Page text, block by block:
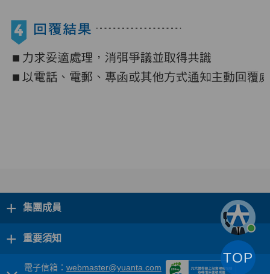
+ 集團成員
+ 重要須知
電子信箱： webmaster@yuanta.com
TOP